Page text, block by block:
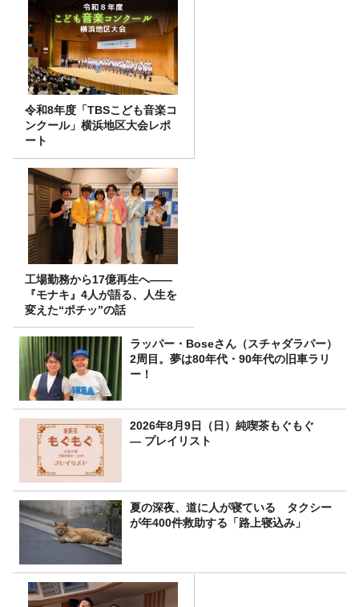
令和8年度「TBSこども音楽コ
ンクール」横浜地区大会レポ
ート
工場勤務から17億再生へ——
『モナキ』4人が語る、人生を
変えた“ポチッ”の話
ラッパー・Boseさん（スチャダラパー）
2周目。夢は80年代・90年代の旧車ラリ
ー！
2026年8月9日（日）純喫茶もぐもぐ
― プレイリスト
夏の深夜、道に人が寝ている タクシー
が年400件救助する「路上寝込み」